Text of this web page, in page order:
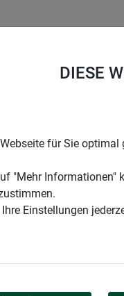
DIESE
für Sie
"Mehr Informationen"
Einstellungen